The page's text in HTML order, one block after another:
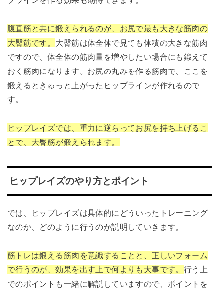
腹直筋と共に鍛えられるのが、お尻で最も大きな筋肉の
大臀筋です。 大臀筋は体全体で見ても体積の大きな筋肉
ですので、体全体の筋肉量を増やしたい場合にも鍛えて
おく筋肉になります。お尻の丸みを作る筋肉で、ここを
鍛えるときゅっと上がったヒップラインが作れるので
す。
ヒップレイズでは、重力に逆らってお尻を持ち上げるこ
とで、大臀筋が鍛えられます。
ヒップレイズのやり方とポイント
では、ヒップレイズは具体的にどういったトレーニング
なのか、どのように行うのか説明していきます。
筋トレは鍛える筋肉を意識することと、正しいフォーム
で行うのが、効果を出す上で何よりも大事です。 行う上
でのポイントも一緒に解説していますので、ポイントを